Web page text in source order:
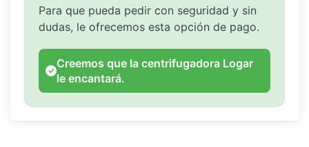
Para que pueda pedir con seguridad y sin
dudas, le ofrecemos esta opción de pago.
Creemos que la centrifugadora Logar
le encantará.